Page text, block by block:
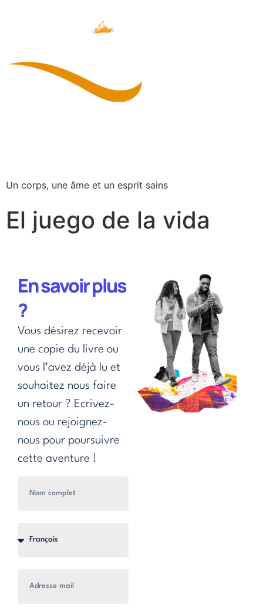
Un corps, une âme et un esprit sains
El juego de la vida
En savoir plus
?
Vous désirez recevoir
une copie du livre ou
vous l’avez déjà lu et
souhaitez nous faire
un retour ? Ecrivez-
nous ou rejoignez-
nous pour poursuivre
cette aventure !